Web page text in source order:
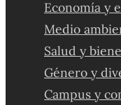
Economía y
Medio
Salud y
Género y
Campus y